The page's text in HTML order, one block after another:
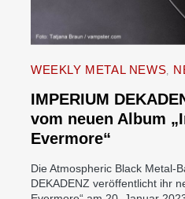
WEEKLY METAL NEWS
IMPERIUM
vom neuen Album
Evermore“
Die Atmospheric Black Metal-
DEKADENZ veröffentlicht ihr